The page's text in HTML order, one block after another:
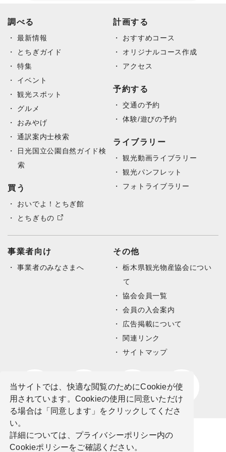
当サイトでは、快適な閲覧のためにCookieが使
用されています。Cookieの使用に同意いただけ
る場合は「同意します」をクリックしてくださ
い。
詳細については、プライバシーポリシー内の
Cookieポリシーをご確認ください。
Please wait while flipbook is
FAQs and issues please refer
DearFlip: 読み込み中 PDF
調べる
最新情報
とちぎガイド
特集
イベント
観光スポット
グルメ
おみやげ
通訳案内士検索
日光国立公園自然ガイド検
索
買う
おいでよ！とちぎ館
とちぎもの
計画する
おすすめコース
オリジナルコース作成
アクセス
予約する
交通の予約
体験/遊びの予約
ライブラリー
観光動画ライブラリー
観光パンフレット
フォトライブラリー
事業者向け
事業者のみなさまへ
その他
栃木県観光物産協会につい
て
協会会員一覧
会員の入会案内
広告掲載について
関連リンク
サイトマップ